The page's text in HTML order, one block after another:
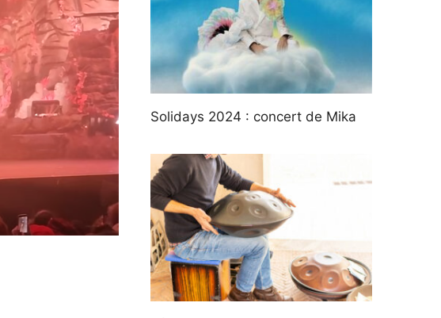
Solidays 2024 : concert de Mika